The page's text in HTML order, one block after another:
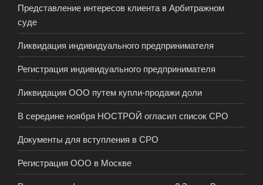
Представление интересов клиента в Арбитражном
суде
Ликвидация индивидуального предпринимателя
Регистрация индивидуального предпринимателя
Ликвидация ООО путем купли-продажи доли
В середине ноября НОСТРОЙ огласил список СРО
Документы для вступления в СРО
Регистрация ООО в Москве